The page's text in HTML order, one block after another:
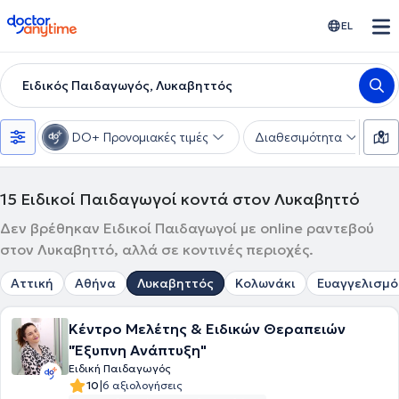
doctoranytime EL
Ειδικός Παιδαγωγός, Λυκαβηττός
DO+ Προνομιακές τιμές Διαθεσιμότητα
15 Ειδικοί Παιδαγωγοί κοντά στον Λυκαβηττό
Δεν βρέθηκαν Ειδικοί Παιδαγωγοί με online ραντεβού
στον Λυκαβηττό, αλλά σε κοντινές περιοχές.
Αττική Αθήνα Λυκαβηττός Κολωνάκι
Κέντρο Μελέτης & Ειδικών Θεραπειών
"Έξυπνη Ανάπτυξη"
Ειδική Παιδαγωγός
10|6 αξιολογήσεις